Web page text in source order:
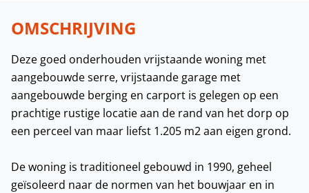
OMSCHRIJVING
Deze goed onderhouden vrijstaande woning met
aangebouwde serre, vrijstaande garage met
aangebouwde berging en carport is gelegen op een
prachtige rustige locatie aan de rand van het dorp op
een perceel van maar liefst 1.205 m2 aan eigen grond.
De woning is traditioneel gebouwd in 1990, geheel
geïsoleerd naar de normen van het bouwjaar en in